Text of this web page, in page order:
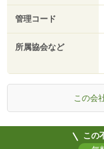
管理コード
所属協会など
この会
この